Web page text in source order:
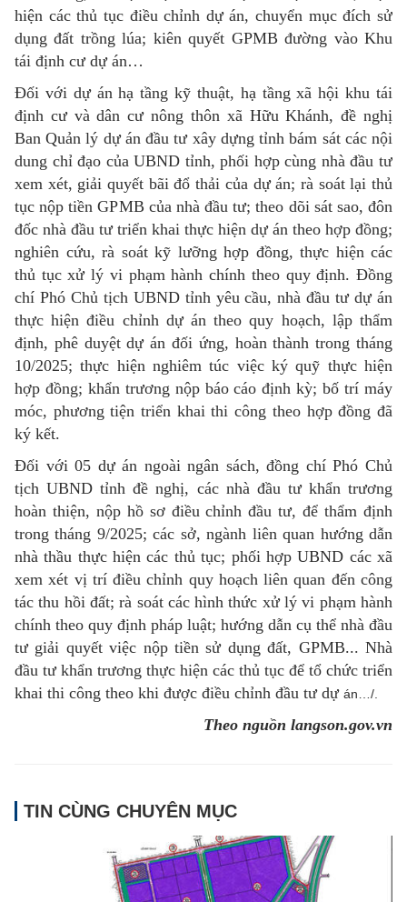
hiện các thủ tục điều chỉnh dự án, chuyển mục đích sử
dụng đất trồng lúa; kiên quyết GPMB đường vào Khu
tái định cư dự án…
Đối với dự án hạ tầng kỹ thuật, hạ tầng xã hội khu tái
định cư và dân cư nông thôn xã Hữu Khánh, đề nghị
Ban Quản lý dự án đầu tư xây dựng tỉnh bám sát các nội
dung chỉ đạo của UBND tỉnh, phối hợp cùng nhà đầu tư
xem xét, giải quyết bãi đổ thải của dự án; rà soát lại thủ
tục nộp tiền GPMB của nhà đầu tư; theo dõi sát sao, đôn
đốc nhà đầu tư triển khai thực hiện dự án theo hợp đồng;
nghiên cứu, rà soát kỹ lưỡng hợp đồng, thực hiện các
thủ tục xử lý vi phạm hành chính theo quy định. Đồng
chí Phó Chủ tịch UBND tỉnh yêu cầu, nhà đầu tư dự án
thực hiện điều chỉnh dự án theo quy hoạch, lập thẩm
định, phê duyệt dự án đối ứng, hoàn thành trong tháng
10/2025; thực hiện nghiêm túc việc ký quỹ thực hiện
hợp đồng; khẩn trương nộp báo cáo định kỳ; bố trí máy
móc, phương tiện triển khai thi công theo hợp đồng đã
ký kết.
Đối với 05 dự án ngoài ngân sách, đồng chí Phó Chủ
tịch UBND tỉnh đề nghị, các nhà đầu tư khẩn trương
hoàn thiện, nộp hồ sơ điều chỉnh đầu tư, để thẩm định
trong tháng 9/2025; các sở, ngành liên quan hướng dẫn
nhà thầu thực hiện các thủ tục; phối hợp UBND các xã
xem xét vị trí điều chỉnh quy hoạch liên quan đến công
tác thu hồi đất; rà soát các hình thức xử lý vi phạm hành
chính theo quy định pháp luật; hướng dẫn cụ thể nhà đầu
tư giải quyết việc nộp tiền sử dụng đất, GPMB... Nhà
đầu tư khẩn trương thực hiện các thủ tục để tổ chức triển
khai thi công theo khi được điều chỉnh đầu tư dự án…/.
Theo nguồn langson.gov.vn
TIN CÙNG CHUYÊN MỤC